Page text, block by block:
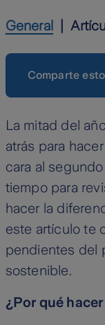
General
Comparte esto
La mitad del
atrás para
cara al
tiempo para
hacer la
este artículo te
pendientes del
sostenible.
¿Por qué